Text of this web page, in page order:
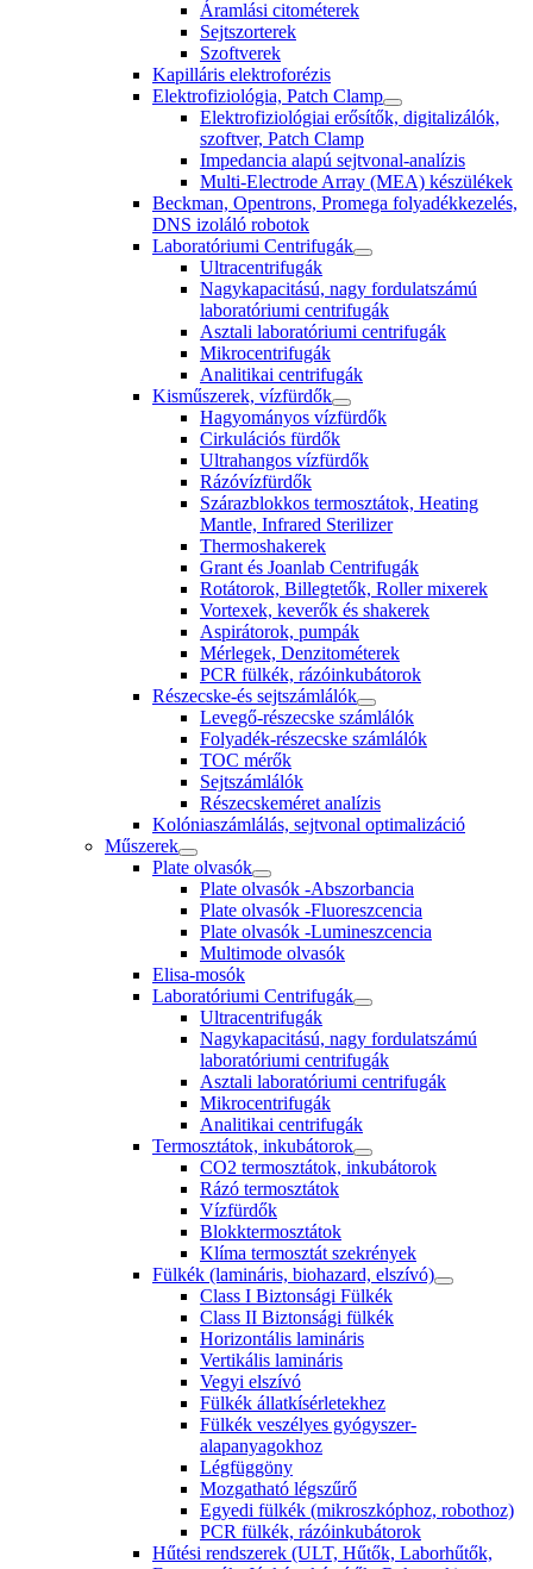
Áramlási citométerek
Sejtszorterek
Szoftverek
Kapilláris elektroforézis
Elektrofiziológia, Patch Clamp
Elektrofiziológiai erősítők, digitalizálók,
szoftver, Patch Clamp
Impedancia alapú sejtvonal-analízis
Multi-Electrode Array (MEA) készülékek
Beckman, Opentrons, Promega folyadékkezelés,
DNS izoláló robotok
Laboratóriumi Centrifugák
Ultracentrifugák
Nagykapacitású, nagy fordulatszámú
laboratóriumi centrifugák
Asztali laboratóriumi centrifugák
Mikrocentrifugák
Analitikai centrifugák
Kisműszerek, vízfürdők
Hagyományos vízfürdők
Cirkulációs fürdők
Ultrahangos vízfürdők
Rázóvízfürdők
Szárazblokkos termosztátok, Heating
Mantle, Infrared Sterilizer
Thermoshakerek
Grant és Joanlab Centrifugák
Rotátorok, Billegtetők, Roller mixerek
Vortexek, keverők és shakerek
Aspirátorok, pumpák
Mérlegek, Denzitométerek
PCR fülkék, rázóinkubátorok
Részecske-és sejtszámlálók
Levegő-részecske számlálók
Folyadék-részecske számlálók
TOC mérők
Sejtszámlálók
Részecskeméret analízis
Kolóniaszámlálás, sejtvonal optimalizáció
Műszerek
Plate olvasók
Plate olvasók -Abszorbancia
Plate olvasók -Fluoreszcencia
Plate olvasók -Lumineszcencia
Multimode olvasók
Elisa-mosók
Laboratóriumi Centrifugák
Ultracentrifugák
Nagykapacitású, nagy fordulatszámú
laboratóriumi centrifugák
Asztali laboratóriumi centrifugák
Mikrocentrifugák
Analitikai centrifugák
Termosztátok, inkubátorok
CO2 termosztátok, inkubátorok
Rázó termosztátok
Vízfürdők
Blokktermosztátok
Klíma termosztát szekrények
Fülkék (lamináris, biohazard, elszívó)
Class I Biztonsági Fülkék
Class II Biztonsági fülkék
Horizontális lamináris
Vertikális lamináris
Vegyi elszívó
Fülkék állatkísérletekhez
Fülkék veszélyes gyógyszer-
alapanyagokhoz
Légfüggöny
Mozgatható légszűrő
Egyedi fülkék (mikroszkóphoz, robothoz)
PCR fülkék, rázóinkubátorok
Hűtési rendszerek (ULT, Hűtők, Laborhűtők,